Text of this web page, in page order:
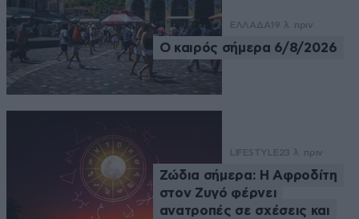
ΕΛΛΑΔΑ 19 λ. πριν
Ο καιρός σήμερα 6/8/2026
LIFESTYLE23 λ. πριν
Ζώδια σήμερα: Η Αφροδίτη
στον Ζυγό φέρνει
ανατροπές σε σχέσεις και